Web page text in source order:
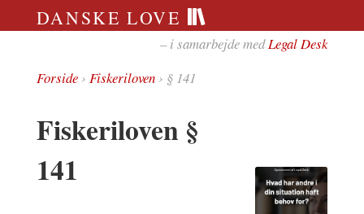
DANSKE LOVE
– i samarbejde medLegal Desk
Forside› Fiskeriloven› § 141
Fiskeriloven §
141